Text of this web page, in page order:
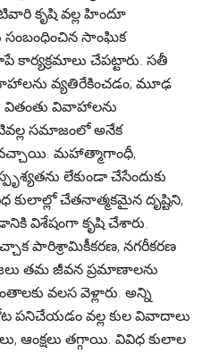
కృషి వల్ల హిందూ
సంబంధించిన సాంఘిక
చేపట్టారు. సతీ
వ్యతిరేకించడం; మూఢ
వితంతు వివాహాలను
సమాజంలో అనేక
వచ్చాయి. మహాత్మాగాంధీ,
లేకుండా చేసేందుకు
కులాల్లో చేతనాత్మకమైన దృష్టిని,
విశేషంగా కృషి చేశారు.
పారిశ్రామికీకరణ, నగరీకరణ
తమ జీవన ప్రమాణాలను
వలస వెళ్లారు. అన్ని
పనిచేయడం వల్ల కుల వివాదాలు
ఆంక్షలు తగ్గాయి. వివిధ కులాల